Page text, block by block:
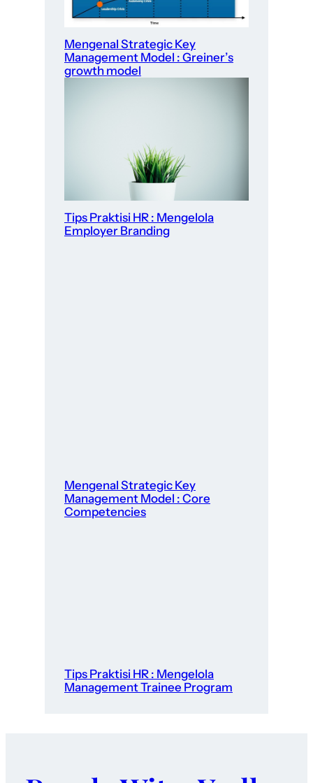
Mengenal Strategic Key
Management Model : Greiner’s
growth model
Tips Praktisi HR : Mengelola
Employer Branding
Mengenal Strategic Key
Management Model : Core
Competencies
Tips Praktisi HR : Mengelola
Management Trainee Program